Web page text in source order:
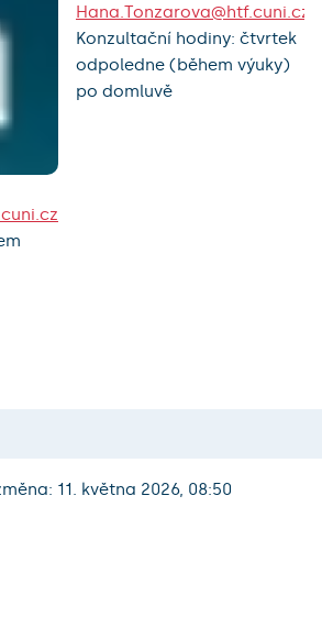
Hana.Tonzarova@htf.cuni.cz
Konzultační hodiny: čtvrtek
odpoledne (během výuky)
po domluvě
11. května 2026, 08:50